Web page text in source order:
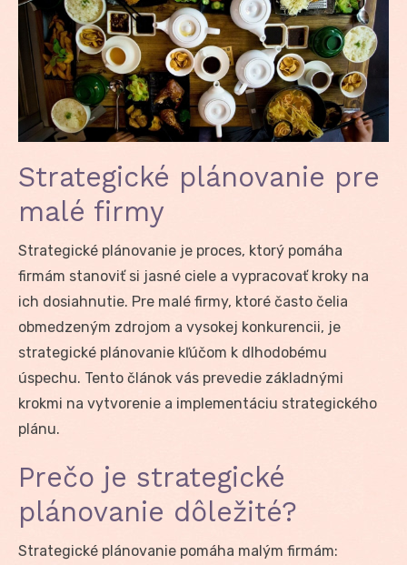
Strategické plánovanie pre
malé firmy
Strategické plánovanie je proces, ktorý pomáha
firmám stanoviť si jasné ciele a vypracovať kroky na
ich dosiahnutie. Pre malé firmy, ktoré často čelia
obmedzeným zdrojom a vysokej konkurencii, je
strategické plánovanie kľúčom k dlhodobému
úspechu. Tento článok vás prevedie základnými
krokmi na vytvorenie a implementáciu strategického
plánu.
Prečo je strategické
plánovanie dôležité?
Strategické plánovanie pomáha malým firmám: